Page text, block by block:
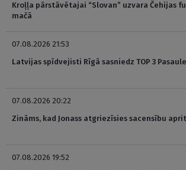
Kroļļa pārstāvētajai “Slovan” uzvara Čehijas
mačā
07.08.2026 21:53
Latvijas spīdvejisti Rīgā sasniedz TOP 3
07.08.2026 20:22
Zināms, kad Jonass atgriezīsies sacensību
07.08.2026 19:52